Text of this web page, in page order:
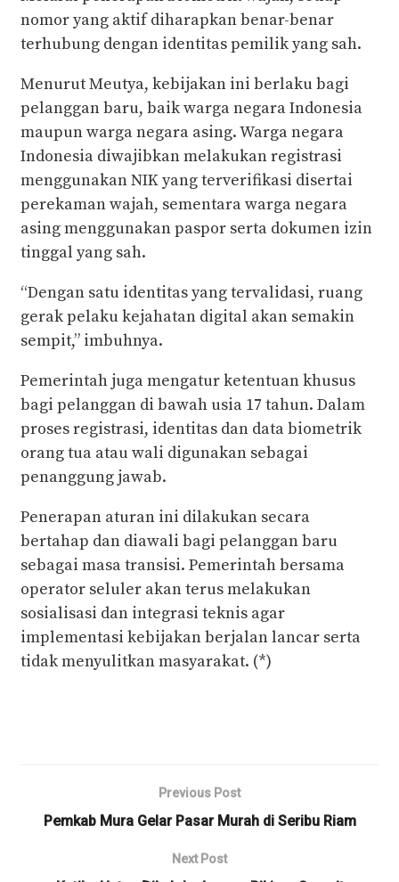
nomor yang aktif diharapkan benar-benar
terhubung dengan identitas pemilik yang sah.
Menurut Meutya, kebijakan ini berlaku bagi
pelanggan baru, baik warga negara Indonesia
maupun warga negara asing. Warga negara
Indonesia diwajibkan melakukan registrasi
menggunakan NIK yang terverifikasi disertai
perekaman wajah, sementara warga negara
asing menggunakan paspor serta dokumen izin
tinggal yang sah.
“Dengan satu identitas yang tervalidasi, ruang
gerak pelaku kejahatan digital akan semakin
sempit,” imbuhnya.
Pemerintah juga mengatur ketentuan khusus
bagi pelanggan di bawah usia 17 tahun. Dalam
proses registrasi, identitas dan data biometrik
orang tua atau wali digunakan sebagai
penanggung jawab.
Penerapan aturan ini dilakukan secara
bertahap dan diawali bagi pelanggan baru
sebagai masa transisi. Pemerintah bersama
operator seluler akan terus melakukan
sosialisasi dan integrasi teknis agar
implementasi kebijakan berjalan lancar serta
tidak menyulitkan masyarakat. (*)
Previous Post
Pemkab Mura Gelar Pasar Murah di Seribu Riam
Next Post